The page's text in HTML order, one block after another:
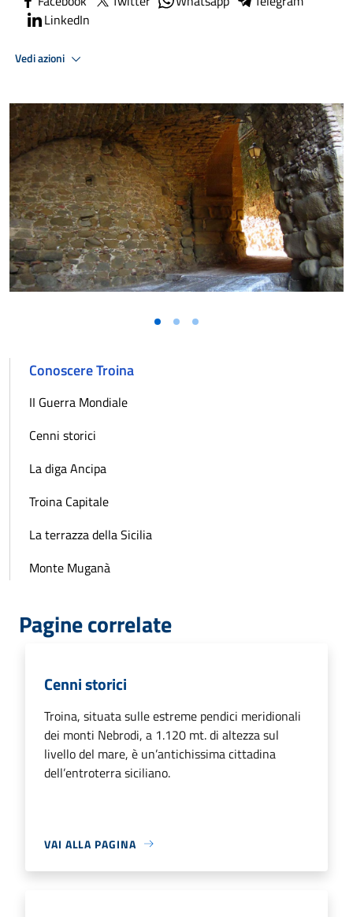
LinkedIn
Vedi azioni
Conoscere Troina
II Guerra Mondiale
Cenni storici
La diga Ancipa
Troina Capitale
La terrazza della Sicilia
Monte Muganà
Pagine correlate
Cenni storici
Troina, situata sulle estreme pendici meridionali
dei monti Nebrodi, a 1.120 mt. di altezza sul
livello del mare, è un’antichissima cittadina
dell’entroterra siciliano.
VAI ALLA PAGINA